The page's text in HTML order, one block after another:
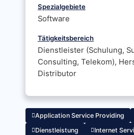
Spezialgebiete
Software
Tätigkeitsbereich
Dienstleister (Schulung,
Consulting, Telekom),
Distributor
Application Service Providing
Dienstleistung
Internet